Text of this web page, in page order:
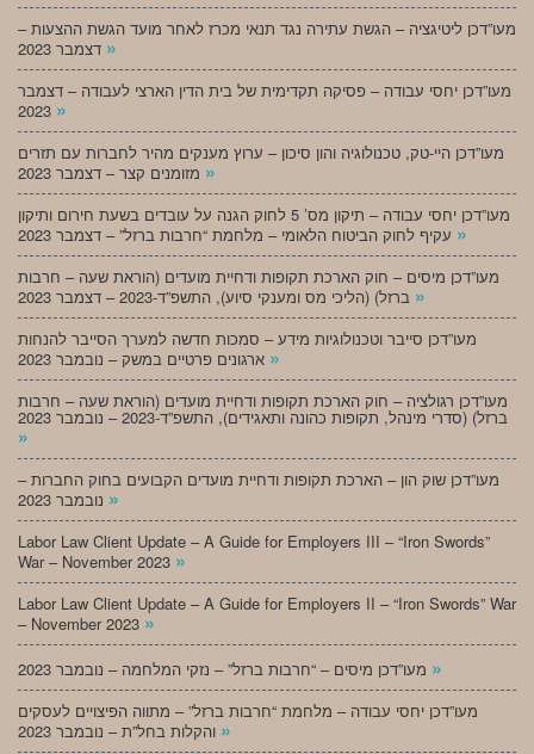
מעו”דכן ליטיגציה – הגשת עתירה נגד תנאי מכרז לאחר מועד הגשת ההצעות –
»
מעו”דכן יחסי עבודה – פסיקה תקדימית של בית הדין הארצי לעבודה – דצמבר
»
מעו”דכן היי-טק, טכנולוגיה והון סיכון – ערוץ מענקים מהיר לחברות עם תזרים
»
מעו”דכן יחסי עבודה – תיקון מס’ 5 לחוק הגנה על עובדים בשעת חירום ותיקון
»
מעו”דכן מיסים – חוק הארכת תקופות ודחיית מועדים (הוראת שעה – חרבות
»
מעו”דכן סייבר וטכנולוגיות מידע – סמכות חדשה למערך הסייבר להנחות
»
מעו”דכן רגולציה – חוק הארכת תקופות ודחיית מועדים (הוראת שעה – חרבות
ברזל) (סדרי מינהל, תקופות כהונה ותאגידים), התשפ”ד-2023 – נובמבר 2023
»
מעו”דכן שוק הון – הארכת תקופות ודחיית מועדים הקבועים בחוק החברות –
»
Labor Law Client Update – A Guide for Employers III – “Iron Swords”
War – November 2023 »
Labor Law Client Update – A Guide for Employers II – “Iron Swords” War
– November 2023 »
»
מעו”דכן יחסי עבודה – מלחמת “חרבות ברזל” – מתווה הפיצויים לעסקים
»